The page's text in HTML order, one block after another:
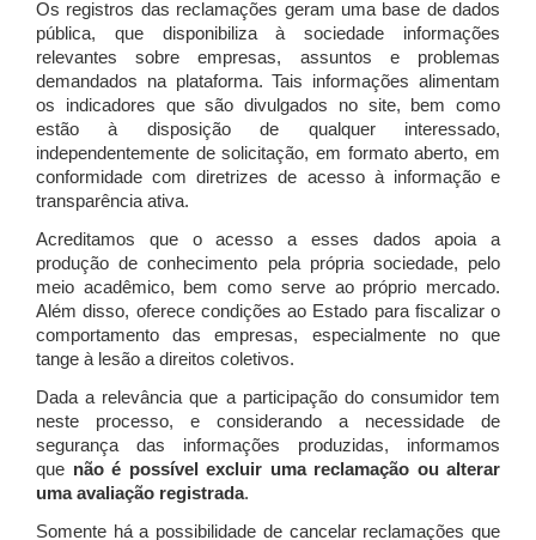
Os registros das reclamações geram uma base de dados
pública, que disponibiliza à sociedade informações
relevantes sobre empresas, assuntos e problemas
demandados na plataforma. Tais informações alimentam
os indicadores que são divulgados no site, bem como
estão à disposição de qualquer interessado,
independentemente de solicitação, em formato aberto, em
conformidade com diretrizes de acesso à informação e
transparência ativa.
Acreditamos que o acesso a esses dados apoia a
produção de conhecimento pela própria sociedade, pelo
meio acadêmico, bem como serve ao próprio mercado.
Além disso, oferece condições ao Estado para fiscalizar o
comportamento das empresas, especialmente no que
tange à lesão a direitos coletivos.
Dada a relevância que a participação do consumidor tem
neste processo, e considerando a necessidade de
segurança das informações produzidas, informamos
que não é possível excluir uma reclamação ou alterar
uma avaliação registrada.
Somente há a possibilidade de cancelar reclamações que